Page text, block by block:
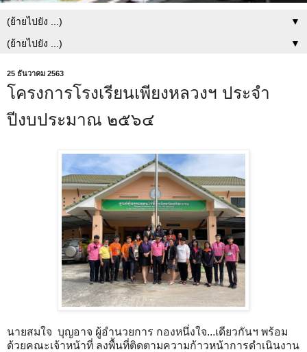
▼
▼
25 ธันวาคม 2563
โครงการโรงเรียนเพียงหลวงฯ ประจำ
ปีงบประมาณ ๒๕๖๔
นายสมใจ บุญอาจ ผู้อำนวยการ กองหนึ่งใจ...เดียวกันฯ พร้อม
ด้วยคณะเจ้าหน้าที่ ลงพื้นที่ติดตามความก้าวหน้าการดำเนินงาน